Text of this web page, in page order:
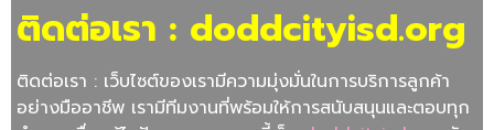
ติดต่อเรา : doddcityisd.org
ติดต่อเรา : เว็บไซต์ของเรามีความมุ่งมั่นในการบริการลูกค้า
อย่างมืออาชีพ เรามีทีมงานที่พร้อมให้การสนับสนุนและตอบทุก